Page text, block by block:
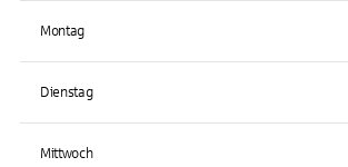
Montag
Dienstag
Mittwoch